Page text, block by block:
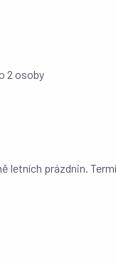
2 osoby
letních prázdnin.